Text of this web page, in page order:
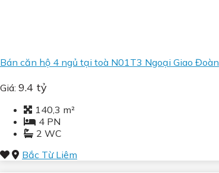
Bán căn hộ 4 ngủ tại toà N01T3 Ngoại Giao Đoàn
Giá: 9.4 tỷ
140,3 m²
4 PN
2 WC
Bắc Từ Liêm